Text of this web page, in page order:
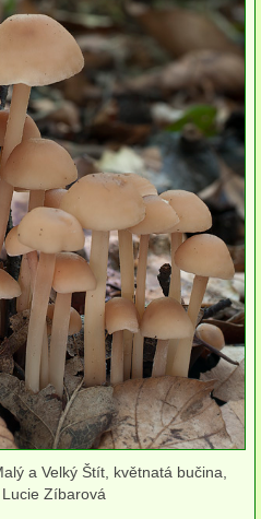
a Velký Štít, květnatá bučina,
Zíbarová